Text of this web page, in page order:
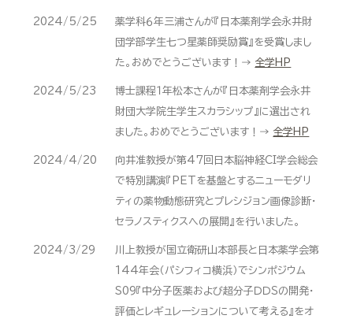
2024/5/25
薬学科６年三浦さんが『日本薬剤学会永井財
団学部学生七つ星薬師奨励賞』を受賞しまし
た。おめでとうございます！→ 全学HP
2024/5/23
博士課程１年松本さんが『日本薬剤学会永井
財団大学院生学生スカラシップ』に選出され
ました。おめでとうございます！→ 全学HP
2024/4/20
向井准教授が第47回日本脳神経CI学会総会
で特別講演『PETを基盤とするニューモダリ
ティの薬物動態研究とプレシジョン画像診断・
セラノスティクスへの展開』を行いました。
2024/3/29
川上教授が国立衛研山本部長と日本薬学会第
144年会（パシフィコ横浜）でシンポジウム
S09『中分子医薬および超分子ＤＤＳの開発・
評価とレギュレーションについて考える』をオ